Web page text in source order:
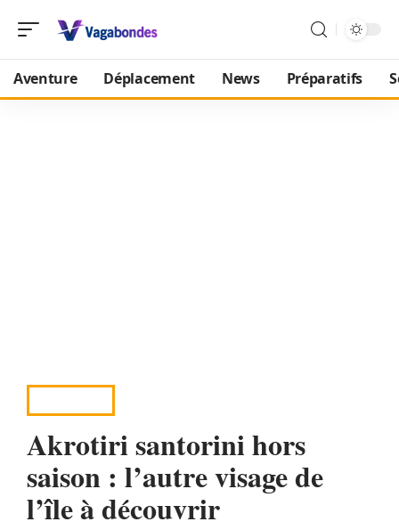
Aventure Déplacement News Préparatifs
Akrotiri santorini hors
saison : l’autre visage de
l’île à découvrir